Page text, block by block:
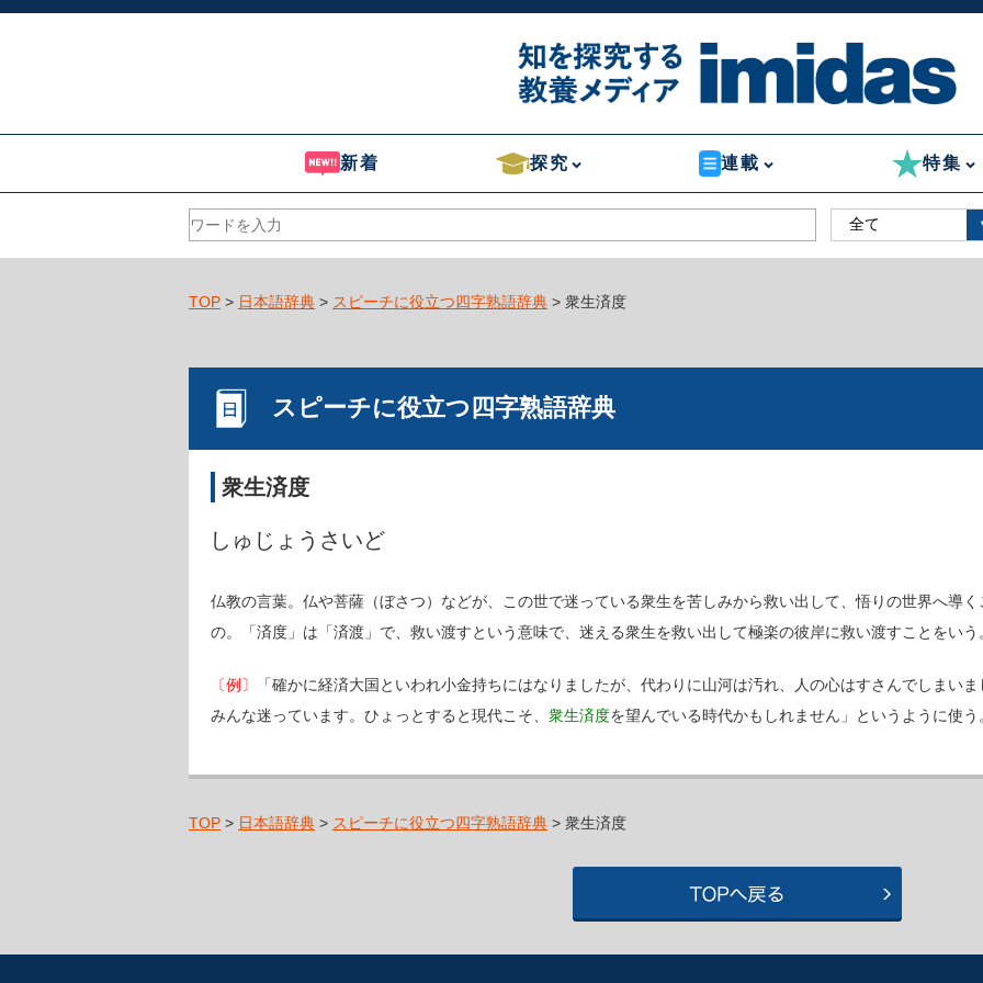
新着 探究 連載 特集
TOP > 日本語辞典 > スピーチに役立つ四字熟語辞典 > 衆生済度
スピーチに役立つ四字熟語辞典
衆生済度
しゅじょうさいど
仏教の言葉。仏や菩薩（ぼさつ）などが、この世で迷っている衆生を苦しみから救い出して、悟りの世界へ導
の。「済度」は「済渡」で、救い渡すという意味で、迷える衆生を救い出して極楽の彼岸に救い渡すことをいう
〔例〕
「確かに経済大国といわれ小金持ちにはなりましたが、代わりに山河は汚れ、人の心はすさんでしまい
みんな迷っています。ひょっとすると現代こそ、 衆生済度を望んでいる時代かもしれません」というように使う
TOP > 日本語辞典 > スピーチに役立つ四字熟語辞典 > 衆生済度